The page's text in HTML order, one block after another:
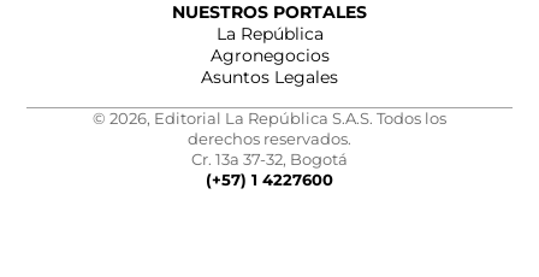
NUESTROS PORTALES
La República
Agronegocios
Asuntos Legales
© 2026, Editorial La República S.A.S. Todos los
derechos reservados.
Cr. 13a 37-32, Bogotá
(+57) 1 4227600